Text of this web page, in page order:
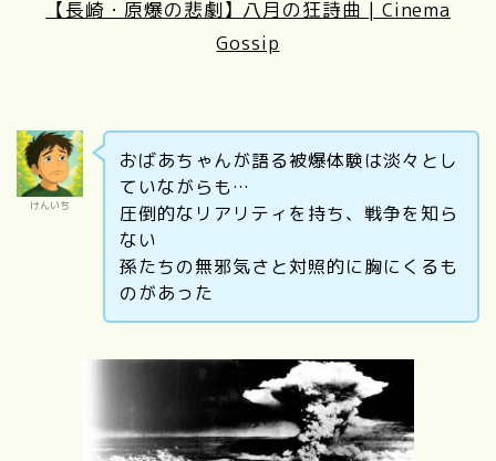
【長崎・原爆の悲劇】八月の狂詩曲 | Cinema
Gossip
けんいち
おばあちゃんが語る被爆体験は淡々とし
ていながらも…
圧倒的なリアリティを持ち、戦争を知ら
ない
孫たちの無邪気さと対照的に胸にくるも
のがあった